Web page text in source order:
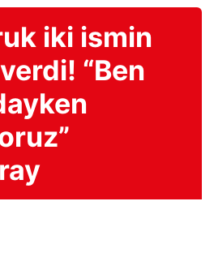
iki ismin
“Ben